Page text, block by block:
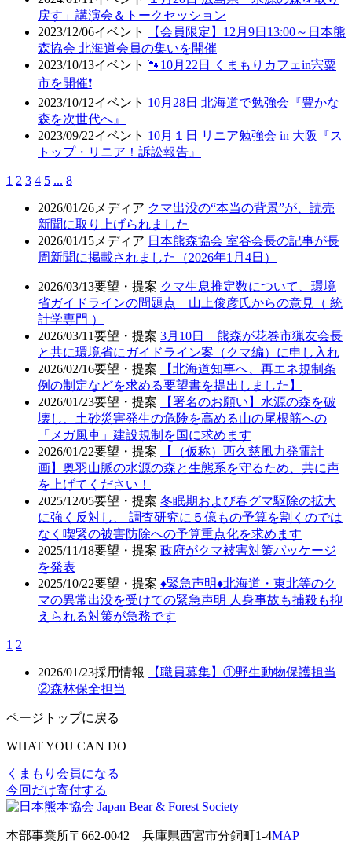
戻す」講演会＆トークセッション
2023/12/06イベント
【会員限定】12月9日13:00～日本熊
森協会 北海道会員の集いを開催
2023/10/13イベント 🐾10月22日 くまもりカフェin宍粟
市を開催❗
2023/10/12イベント 10月28日 北海道で勉強会『豊かな
森を次世代へ』
2023/09/22イベント 10月１日 リニア勉強会 in 大阪『ス
トップ・リニア！訴訟報告』
1 2 3 4 5 ... 8
2026/01/26 メディア クマ出没の“本当の背景”が、読売
新聞に取り上げられました
2026/01/15 メディア 日本熊森協会 室谷会長の記事が長
周新聞に掲載されました（2026年1月4日）
2026/03/13要望・提案 クマ生息推定数について、環境
省ガイドラインの問題点 山上俊彦氏からの意見（ 統
計学専門 ）
2026/03/11要望・提案 3月10日 熊森が花巻市猟友会長
と共に環境省にガイドライン案（クマ編）に申し入れ
2026/02/16要望・提案
【北海道知事へ、再エネ規制条
例の制定などを求める要望書を提出しました】
2026/01/23要望・提案
【署名のお願い】水源の森を破
壊し、土砂災害発生の危険を高める山の尾根筋への
「メガ風車」建設規制を国に求めます
2026/01/22要望・提案
【（仮称）西久慈風力発電計
画】奥羽山脈の水源の森と生態系を守るため、共に声
を上げてください！
2025/12/05要望・提案 冬眠期および春グマ駆除の拡大
に強く反対し、 調査研究に５億もの予算を割くのでは
なく喫緊の被害防除への予算重点化を求めます
2025/11/18要望・提案 政府がクマ被害対策パッケージ
を発表
2025/10/22要望・提案 ♦️緊急声明♦️北海道・東北等のク
マの異常出没を受けての緊急声明 人身事故も捕殺も抑
えられる対策が急務です
1 2
2026/01/23採用情報
【職員募集】①野生動物保護担当
②森林保全担当
ページトップに戻る
WHAT YOU CAN DO
くまもり会員になる
今回だけ寄付する
本部事業所〒662-0042 兵庫県西宮市分銅町1-4MAP